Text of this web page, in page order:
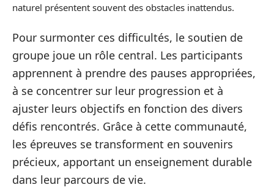
naturel présentent souvent des obstacles inattendus.
Pour surmonter ces difficultés, le soutien de
groupe joue un rôle central. Les participants
apprennent à prendre des pauses appropriées,
à se concentrer sur leur progression et à
ajuster leurs objectifs en fonction des divers
défis rencontrés. Grâce à cette communauté,
les épreuves se transforment en souvenirs
précieux, apportant un enseignement durable
dans leur parcours de vie.